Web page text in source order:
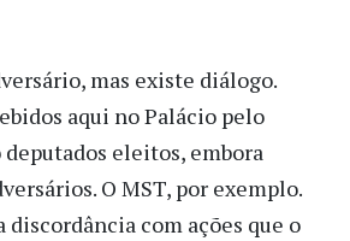
mas existe diálogo.
aqui no Palácio pelo
deputados eleitos, embora
O MST, por exemplo.
discordância com ações que o